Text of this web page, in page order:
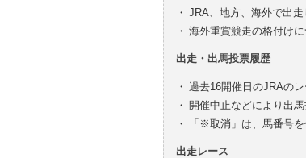
・ JRA、地方、海外で出
・ 海外重賞競走の格付け
出走・出馬投票履歴
・ 過去16開催日のJRAの
・ 開催中止などにより出
・
「※取消」は、馬番号
出走レース